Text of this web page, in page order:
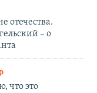
отечества.
– о
что это